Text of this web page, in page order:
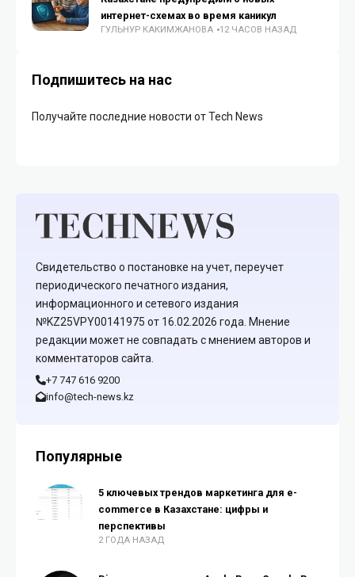
интернет-схемах во время каникул
ГУЛЬНУР КАКИМЖАНОВА 12 ЧАСОВ НАЗАД
Подпишитесь на нас
Получайте последние новости от Tech News
Свидетельство о постановке на учет, переучет
периодического печатного издания,
информационного и сетевого издания
№KZ25VPY00141975 от 16.02.2026 года. Мнение
редакции может не совпадать с мнением авторов и
комментаторов сайта.
+7 747 616 9200
info@tech-news.kz
Популярные
5 ключевых трендов маркетинга для e-
commerce в Казахстане: цифры и
перспективы
2 ГОДА НАЗАД